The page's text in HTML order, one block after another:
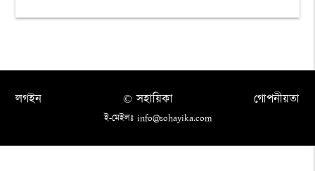
লগইন গোপনীয়তা
© সহায়িকা
ই-মেইলঃ info@sohayika.com